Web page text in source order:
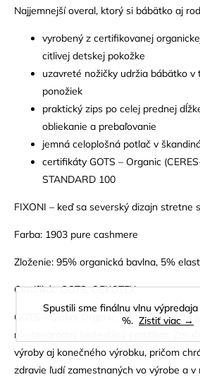
Spustili sme finálnu vlnu
%. Zistiť viac →
Najjemnejší overal, ktorý si bábätko aj
vyrobený z certifikovanej
citlivej detskej pokožke
uzavreté nožičky udržia bábätko v
ponožiek
praktický zips po celej prednej
obliekanie a prebaľovanie
jemná celoplošná potlač v
certifikáty GOTS – Organic
STANDARD 100
FIXONI – keď sa severský dizajn stretne
Farba: 1903 pure cashmere
Zloženie: 95% organická bavlna, 5%
Certifikát: GOTS, OEKOTEX
GOTS - Global Organic Textile Standard
medzinárodný biotextilný certifikát.
výroby aj konečného výrobku, pričom
zdravie ľudí zamestnaných vo výrobe a